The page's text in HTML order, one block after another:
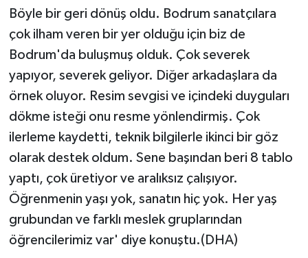
Böyle bir geri dönüş oldu. Bodrum sanatçılara
çok ilham veren bir yer olduğu için biz de
Bodrum'da buluşmuş olduk. Çok severek
yapıyor, severek geliyor. Diğer arkadaşlara da
örnek oluyor. Resim sevgisi ve içindeki duyguları
dökme isteği onu resme yönlendirmiş. Çok
ilerleme kaydetti, teknik bilgilerle ikinci bir göz
olarak destek oldum. Sene başından beri 8 tablo
yaptı, çok üretiyor ve aralıksız çalışıyor.
Öğrenmenin yaşı yok, sanatın hiç yok. Her yaş
grubundan ve farklı meslek gruplarından
öğrencilerimiz var' diye konuştu.(DHA)